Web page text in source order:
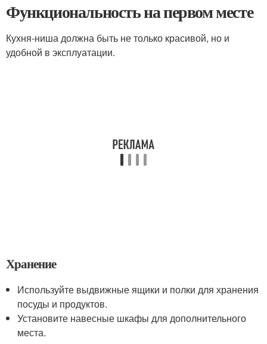
Функциональность на первом месте
Кухня-ниша должна быть не только красивой, но и
удобной в эксплуатации.
Хранение
Используйте выдвижные ящики и полки для хранения
посуды и продуктов.
Установите навесные шкафы для дополнительного
места.